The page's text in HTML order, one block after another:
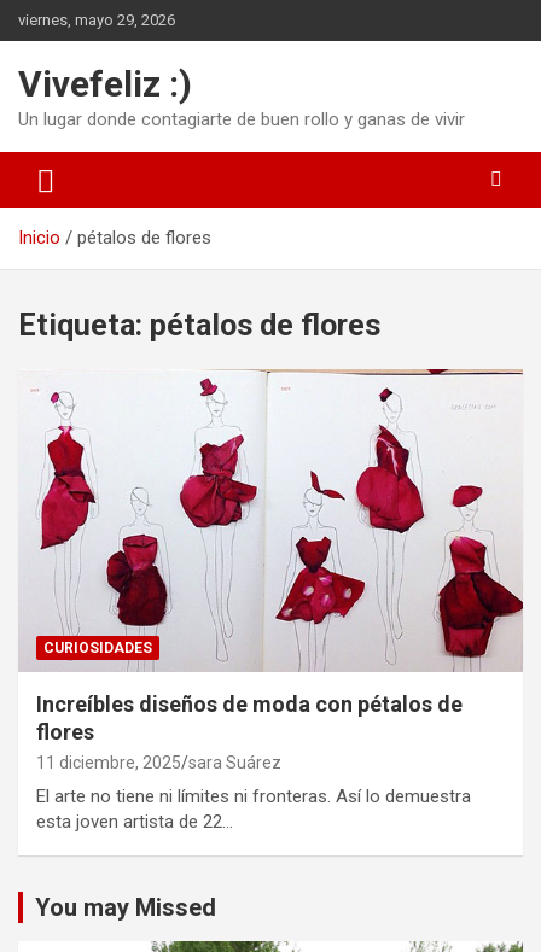
Saltar
al
viernes, mayo 29, 2026
Vivefeliz :)
Un lugar donde contagiarte de buen rollo y ganas de vivir
Inicio pétalos de flores
Etiqueta: pétalos de flores
CURIOSIDADES
Increíbles diseños de moda con pétalos de
flores
11 diciembre, 2025 sara Suárez
El arte no tiene ni límites ni fronteras. Así lo demuestra
esta joven artista de 22…
You may Missed